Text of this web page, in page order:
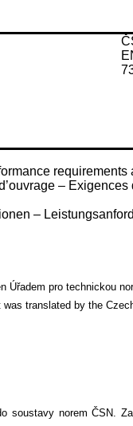
requirements
–
–
Úřadem pro technickou
translated by the
soustavy norem ČSN.